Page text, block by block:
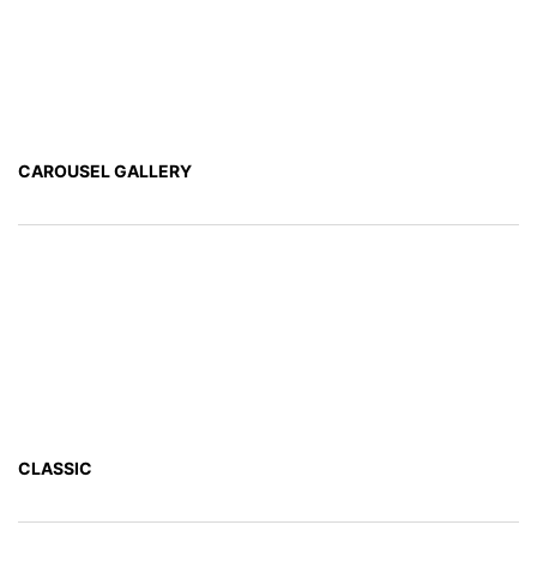
CAROUSEL GALLERY
CLASSIC